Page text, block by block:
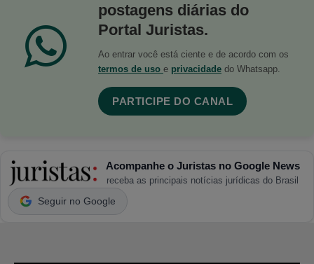
postagens diárias do
Portal Juristas.
Ao entrar você está ciente e de acordo com os
termos de uso e privacidade do Whatsapp.
PARTICIPE DO CANAL
Acompanhe o Juristas no Google News
receba as principais notícias jurídicas do Brasil
Seguir no Google